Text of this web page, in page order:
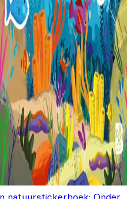
natuurstickerboek: Onder